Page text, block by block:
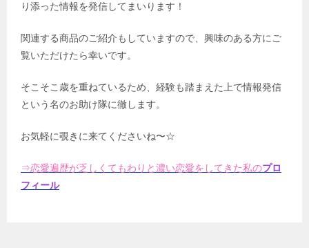
り添った情報を発信してまいります！
関連する商品のご紹介もしていますので、興味のある方にご
覧いただけたら幸いです。
そこそこ歳を重ねているため、経験も踏まえた上で情報発信
という名のお助け隊に徹します。
お気軽に覗きに来てくださいね〜☆
⇒恋愛遍歴が乏しくてもわりと濃い恋愛をしてきた私のプロ
フィール